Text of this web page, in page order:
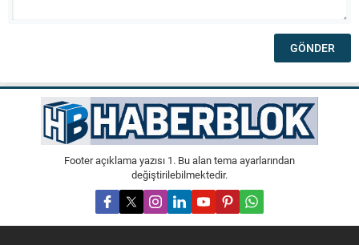
Footer açıklama yazısı 1. Bu alan tema ayarlarından
değiştirilebilmektedir.